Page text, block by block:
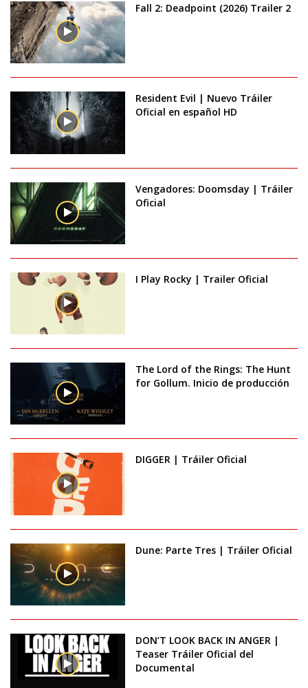
Fall 2: Deadpoint (2026) Trailer 2
Resident Evil | Nuevo Tráiler
Oficial en español HD
Vengadores: Doomsday | Tráiler
Oficial
I Play Rocky | Trailer Oficial
The Lord of the Rings: The Hunt
for Gollum. Inicio de producción
DIGGER | Tráiler Oficial
Dune: Parte Tres | Tráiler Oficial
DON’T LOOK BACK IN ANGER |
Teaser Tráiler Oficial del
Documental